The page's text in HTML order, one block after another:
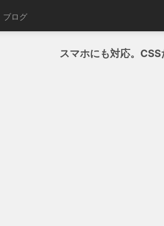
ブログ
スマホにも対応。